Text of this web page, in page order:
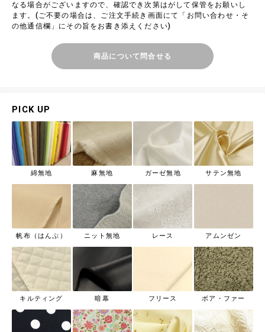
なる場合がございますので、確認でき次第はがして保管をお願いし
ます。(ご不要の場合は、ご注文手続き画面にて「お問い合わせ・そ
の他通信欄」にその旨をお書き添えください)
商品について問合せる
PICK UP
綿無地 麻無地 ガーゼ無地 サテン無地
帆布（はんぷ） ニット無地 レース アムンゼン
キルティング 暗幕 フリース ボア・ファー